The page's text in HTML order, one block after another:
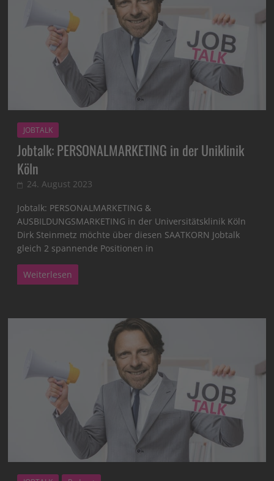
JOBTALK
Jobtalk: PERSONALMARKETING in der Uniklinik
Köln
24. August 2023
Jobtalk: PERSONALMARKETING &
AUSBILDUNGSMARKETING in der Universitätsklinik Köln
Dirk Steinmetz möchte über diesen SAATKORN Jobtalk
gleich 2 spannende Positionen in
Weiterlesen